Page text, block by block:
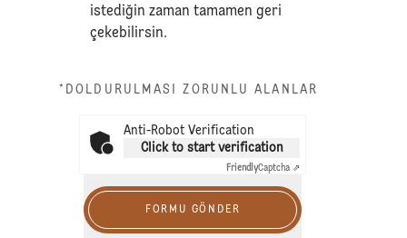
istediğin zaman tamamen geri
çekebilirsin.
*DOLDURULMASI ZORUNLU ALANLAR
Anti-Robot Verification
Click to start verification
FriendlyCaptcha ⇗
FORMU GÖNDER